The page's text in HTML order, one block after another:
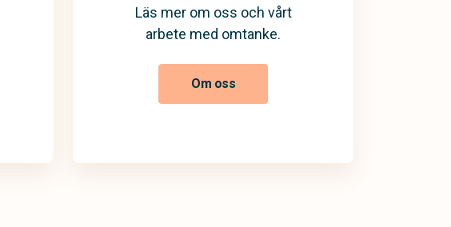
Läs mer om oss och vårt
arbete med omtanke.
Om oss